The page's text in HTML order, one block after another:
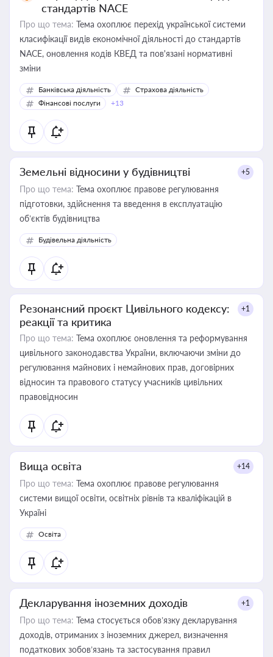
стандартів NACE
Про що тема: Тема охоплює перехід української системи
класифікації видів економічної діяльності до стандартів
NACE, оновлення кодів КВЕД та пов'язані нормативні
зміни
Банківська діяльність
Страхова діяльність
Фінансові послуги
+13
Земельні відносини у будівництві +5
Про що тема: Тема охоплює правове регулювання
підготовки, здійснення та введення в експлуатацію
об’єктів будівництва
Будівельна діяльність
Резонансний проєкт Цивільного кодексу:
реакції та критика
+1
Про що тема: Тема охоплює оновлення та реформування
цивільного законодавства України, включаючи зміни до
регулювання майнових і немайнових прав, договірних
відносин та правового статусу учасників цивільних
правовідносин
Вища освіта +14
Про що тема: Тема охоплює правове регулювання
системи вищої освіти, освітніх рівнів та кваліфікацій в
Україні
Освіта
Декларування іноземних доходів +1
Про що тема: Тема стосується обов’язку декларування
доходів, отриманих з іноземних джерел, визначення
податкових зобов’язань та застосування правил